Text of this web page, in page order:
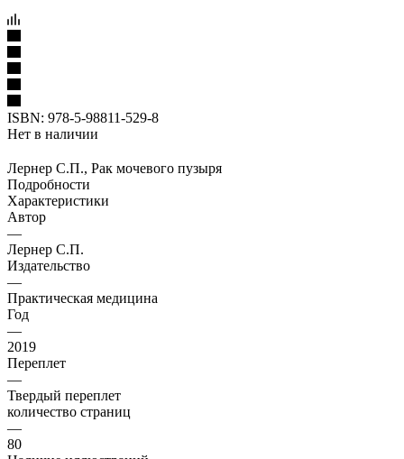
ISBN: 978-5-98811-529-8
Нет в наличии
Лернер С.П., Рак мочевого пузыря
Подробности
Характеристики
Автор
—
Лернер С.П.
Издательство
—
Практическая медицина
Год
—
2019
Переплет
—
Твердый переплет
количество страниц
—
80